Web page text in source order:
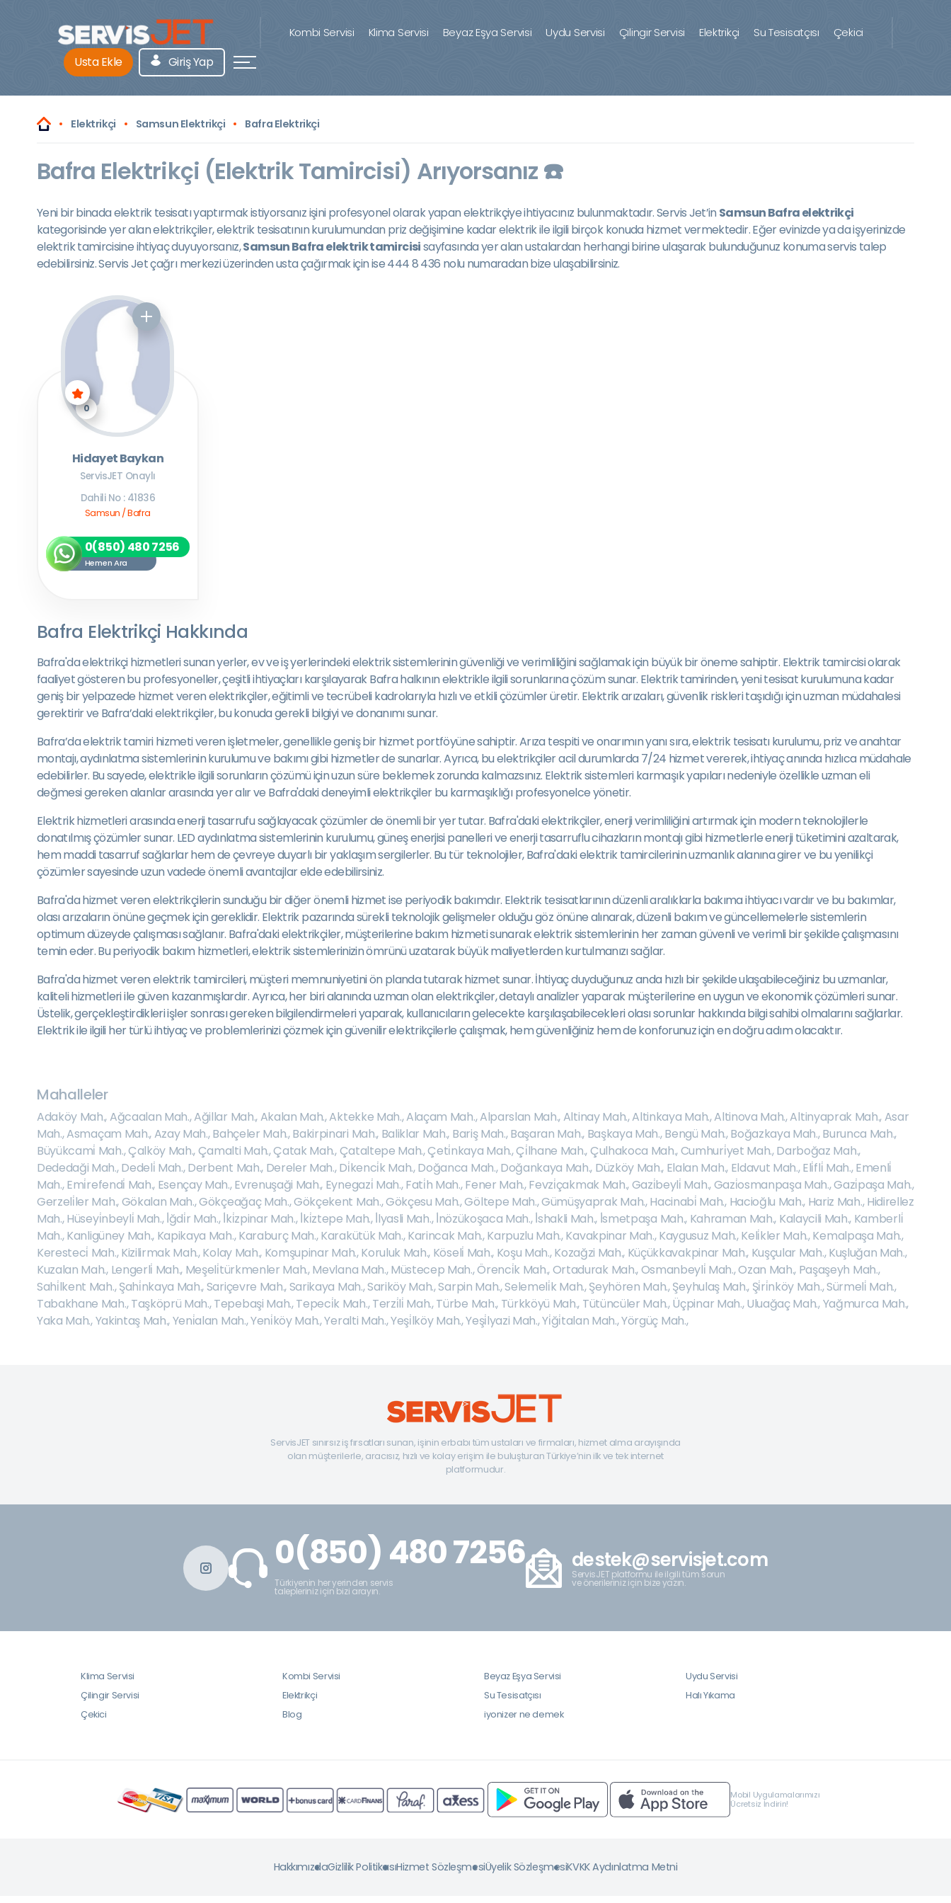
Kombi Servisi Klima Servisi Beyaz Eşya Servisi Uydu Servisi Çilingir Servisi Elektrikçi Su Tesisatçısı Çekici
Usta Ekle Giriş Yap
Elektrikçi Samsun Elektrikçi Bafra Elektrikçi
Bafra Elektrikçi (Elektrik Tamircisi) Arıyorsanız ☎️
Yeni bir binada elektrik tesisatı yaptırmak istiyorsanız işini profesyonel olarak yapan elektrikçiye ihtiyacınız bulunmaktadır. Servis Jet’in Samsun Bafra elektrikçi
kategorisinde yer alan elektrikçiler, elektrik tesisatının kurulumundan priz değişimine kadar elektrik ile ilgili birçok konuda hizmet vermektedir. Eğer evinizde ya da işyerinizde
elektrik tamircisine ihtiyaç duyuyorsanız,Samsun Bafra elektrik tamircisisayfasında yer alan ustalardan herhangi birine ulaşarak bulunduğunuz konuma servis talep
edebilirsiniz. Servis Jet çağrı merkezi üzerinden usta çağırmak için ise 444 8 436 nolu numaradan bize ulaşabilirsiniz.
0
Hidayet Baykan
ServisJET Onaylı
Dahili No : 41836
Samsun / Bafra
0(850) 480 7256
Hemen Ara
Bafra Elektrikçi Hakkında
Bafra'da elektrikçi hizmetleri sunan yerler, ev ve iş yerlerindeki elektrik sistemlerinin güvenliği ve verimliliğini sağlamak için büyük bir öneme sahiptir. Elektrik tamircisi olarak
faaliyet gösteren bu profesyoneller, çeşitli ihtiyaçları karşılayarak Bafra halkının elektrikle ilgili sorunlarına çözüm sunar. Elektrik tamirinden, yeni tesisat kurulumuna kadar
geniş bir yelpazede hizmet veren elektrikçiler, eğitimli ve tecrübeli kadrolarıyla hızlı ve etkili çözümler üretir. Elektrik arızaları, güvenlik riskleri taşıdığı için uzman müdahalesi
gerektirir ve Bafra’daki elektrikçiler, bu konuda gerekli bilgiyi ve donanımı sunar.
Bafra’da elektrik tamiri hizmeti veren işletmeler, genellikle geniş bir hizmet portföyüne sahiptir. Arıza tespiti ve onarımın yanı sıra, elektrik tesisatı kurulumu, priz ve anahtar
montajı, aydınlatma sistemlerinin kurulumu ve bakımı gibi hizmetler de sunarlar. Ayrıca, bu elektrikçiler acil durumlarda 7/24 hizmet vererek, ihtiyaç anında hızlıca müdahale
edebilirler. Bu sayede, elektrikle ilgili sorunların çözümü için uzun süre beklemek zorunda kalmazsınız. Elektrik sistemleri karmaşık yapıları nedeniyle özellikle uzman eli
değmesi gereken alanlar arasında yer alır ve Bafra'daki deneyimli elektrikçiler bu karmaşıklığı profesyonelce yönetir.
Elektrik hizmetleri arasında enerji tasarrufu sağlayacak çözümler de önemli bir yer tutar. Bafra'daki elektrikçiler, enerji verimliliğini artırmak için modern teknolojilerle
donatılmış çözümler sunar. LED aydınlatma sistemlerinin kurulumu, güneş enerjisi panelleri ve enerji tasarruflu cihazların montajı gibi hizmetlerle enerji tüketimini azaltarak,
hem maddi tasarruf sağlarlar hem de çevreye duyarlı bir yaklaşım sergilerler. Bu tür teknolojiler, Bafra'daki elektrik tamircilerinin uzmanlık alanına girer ve bu yenilikçi
çözümler sayesinde uzun vadede önemli avantajlar elde edebilirsiniz.
Bafra'da hizmet veren elektrikçilerin sunduğu bir diğer önemli hizmet ise periyodik bakımdır. Elektrik tesisatlarının düzenli aralıklarla bakıma ihtiyacı vardır ve bu bakımlar,
olası arızaların önüne geçmek için gereklidir. Elektrik pazarında sürekli teknolojik gelişmeler olduğu göz önüne alınarak, düzenli bakım ve güncellemelerle sistemlerin
optimum düzeyde çalışması sağlanır. Bafra'daki elektrikçiler, müşterilerine bakım hizmeti sunarak elektrik sistemlerinin her zaman güvenli ve verimli bir şekilde çalışmasını
temin eder. Bu periyodik bakım hizmetleri, elektrik sistemlerinizin ömrünü uzatarak büyük maliyetlerden kurtulmanızı sağlar.
Bafra'da hizmet veren elektrik tamircileri, müşteri memnuniyetini ön planda tutarak hizmet sunar. İhtiyaç duyduğunuz anda hızlı bir şekilde ulaşabileceğiniz bu uzmanlar,
kaliteli hizmetleri ile güven kazanmışlardır. Ayrıca, her biri alanında uzman olan elektrikçiler, detaylı analizler yaparak müşterilerine en uygun ve ekonomik çözümleri sunar.
Üstelik, gerçekleştirdikleri işler sonrası gereken bilgilendirmeleri yaparak, kullanıcıların gelecekte karşılaşabilecekleri olası sorunlar hakkında bilgi sahibi olmalarını sağlarlar.
Elektrik ile ilgili her türlü ihtiyaç ve problemlerinizi çözmek için güvenilir elektrikçilerle çalışmak, hem güvenliğiniz hem de konforunuz için en doğru adım olacaktır.
Mahalleler
Adaköy Mah.,Ağcaalan Mah.,Ağillar Mah.,Akalan Mah.,Aktekke Mah.,Alaçam Mah.,Alparslan Mah.,Altinay Mah.,Altinkaya Mah.,Altinova Mah.,Altinyaprak Mah.,Asar
Mah.,Asmaçam Mah.,Azay Mah.,Bahçeler Mah.,Bakirpinari Mah., Baliklar Mah., Bariş Mah.,Başaran Mah., Başkaya Mah.,Bengü Mah.,Boğazkaya Mah.,Burunca Mah.,
Büyükcami̇ Mah.,Çalköy Mah.,Çamalti Mah.,Çatak Mah.,Çataltepe Mah.,Çeti̇nkaya Mah.,Çi̇lhane Mah.,Çulhakoca Mah.,Cumhuri̇yet Mah.,Darboğaz Mah.,
Dededaği Mah.,Dedeli̇ Mah.,Derbent Mah., Dereler Mah.,Di̇kenci̇k Mah.,Doğanca Mah.,Doğankaya Mah., Düzköy Mah., Elalan Mah., Eldavut Mah.,Eli̇fli̇ Mah.,Emenli̇
Mah.,Emi̇refendi̇ Mah., Esençay Mah.,Evrenuşaği Mah., Eynegazi̇ Mah.,Fati̇h Mah.,Fener Mah.,Fevzi̇çakmak Mah.,Gazi̇beyli̇ Mah.,Gazi̇osmanpaşa Mah.,Gazi̇paşa Mah.,
Gerzeli̇ler Mah.,Gökalan Mah.,Gökçeağaç Mah.,Gökçekent Mah.,Gökçesu Mah.,Göltepe Mah.,Gümüşyaprak Mah.,Hacinabi̇ Mah., Hacioğlu Mah., Hariz Mah.,Hidirellez
Mah.,Hüseyi̇nbeyli̇ Mah.,İ̇ğdi̇r Mah.,İ̇ki̇zpinar Mah.,İ̇ki̇ztepe Mah.,İ̇lyasli Mah.,İ̇nözükoşaca Mah.,İ̇shakli Mah., İ̇smetpaşa Mah., Kahraman Mah., Kalaycili Mah., Kamberli̇
Mah.,Kanligüney Mah., Kapikaya Mah.,Karaburç Mah.,Karakütük Mah.,Karincak Mah.,Karpuzlu Mah.,Kavakpinar Mah.,Kaygusuz Mah.,Keli̇kler Mah.,Kemalpaşa Mah.,
Keresteci̇ Mah.,Kizilirmak Mah.,Kolay Mah., Komşupinar Mah.,Koruluk Mah., Köseli̇ Mah., Koşu Mah.,Kozağzi Mah., Küçükkavakpinar Mah., Kuşçular Mah.,Kuşluğan Mah.,
Kuzalan Mah., Lengerli̇ Mah., Meşeli̇türkmenler Mah.,Mevlana Mah.,Müstecep Mah.,Örenci̇k Mah.,Ortadurak Mah.,Osmanbeyli̇ Mah.,Ozan Mah., Paşaşeyh Mah.,
Sahi̇lkent Mah.,Şahi̇nkaya Mah.,Sariçevre Mah.,Sarikaya Mah.,Sariköy Mah.,Sarpin Mah.,Selemeli̇k Mah.,Şeyhören Mah.,Şeyhulaş Mah., Şi̇ri̇nköy Mah.,Sürmeli̇ Mah.,
Tabakhane Mah.,Taşköprü Mah.,Tepebaşi Mah.,Tepeci̇k Mah.,Terzi̇li̇ Mah.,Türbe Mah., Türkköyü Mah., Tütüncüler Mah.,Üçpinar Mah.,Uluağaç Mah.,Yağmurca Mah.,
Yaka Mah.,Yakintaş Mah.,Yeni̇alan Mah.,Yeni̇köy Mah.,Yeralti Mah.,Yeşi̇lköy Mah.,Yeşi̇lyazi Mah.,Yi̇ği̇talan Mah.,Yörgüç Mah.,
ServisJET sınırsız iş fırsatları sunan, işinin erbabı tüm ustaları ve firmaları, hizmet alma arayışında
olan müşterilerle, aracısız, hızlı ve kolay erişim ile buluşturan Türkiye’nin ilk ve tek internet
platformudur.
0(850) 480 7256
Türkiyenin her yerinden servis
talepleriniz için bizi arayın.
destek@servisjet.com
ServisJET platformu ile ilgili tüm sorun
ve önerileriniz için bize yazın.
Klima Servisi Kombi Servisi Beyaz Eşya Servisi
Uydu Servisi
Çilingir Servisi
Elektrikçi Su Tesisatçısı
Halı Yıkama
Çekici
Blog iyonizer ne demek
Mobil Uygulamalarımızı
Ücretsiz İndirin!
HakkımızdaGizlilik PolitikasıHizmet SözleşmesiÜyelik SözleşmesiKVKK Aydınlatma Metni